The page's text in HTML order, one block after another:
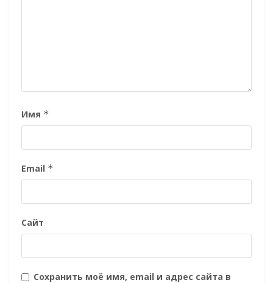
Имя *
Email *
Сайт
Сохранить моё имя, email и адрес сайта в